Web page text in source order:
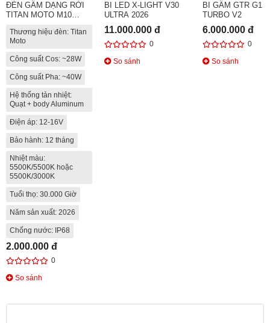
ĐÈN GẦM DẠNG RỜI
TITAN MOTO M10
Thương hiệu đèn: Titan
Moto
Công suất Cos: ~28W
Công suất Pha: ~40W
Hệ thống tản nhiệt:
Quạt + body Aluminum
Điện áp: 12-16V
Bảo hành: 12 tháng
Nhiệt màu:
5500K/5500K hoặc
5500K/3000K
Tuổi thọ: 30.000 Giờ
Năm sản xuất: 2026
Chống nước: IP68
2.000.000 đ
0
So sánh
BI LED X-LIGHT V30
ULTRA 2026
11.000.000 đ
0
So sánh
BI GẦM GTR G1
TURBO V2
6.000.000 đ
0
So sánh